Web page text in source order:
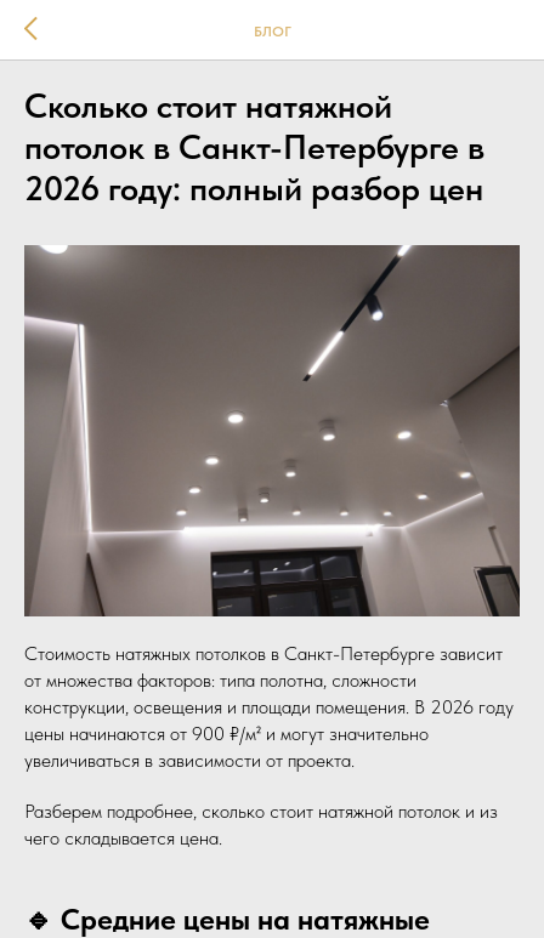
БЛОГ
Сколько стоит натяжной
потолок в Санкт-Петербурге в
2026 году: полный разбор цен
Стоимость натяжных потолков в Санкт-Петербурге зависит
от множества факторов: типа полотна, сложности
конструкции, освещения и площади помещения. В 2026 году
цены начинаются от 900 ₽/м² и могут значительно
увеличиваться в зависимости от проекта.
Разберем подробнее, сколько стоит натяжной потолок и из
чего складывается цена.
🔹 Средние цены на натяжные